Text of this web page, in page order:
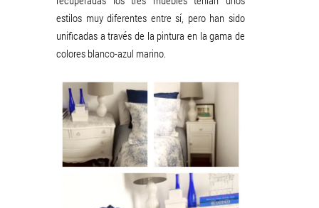
estilos muy diferentes entre sí, pero han sido
unificadas a través de la pintura en la gama de
colores blanco-azul marino.